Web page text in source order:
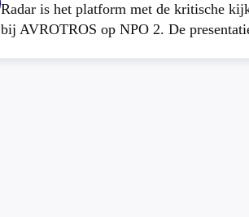
Radar is het platform met de kritische
bij AVROTROS op NPO 2. De